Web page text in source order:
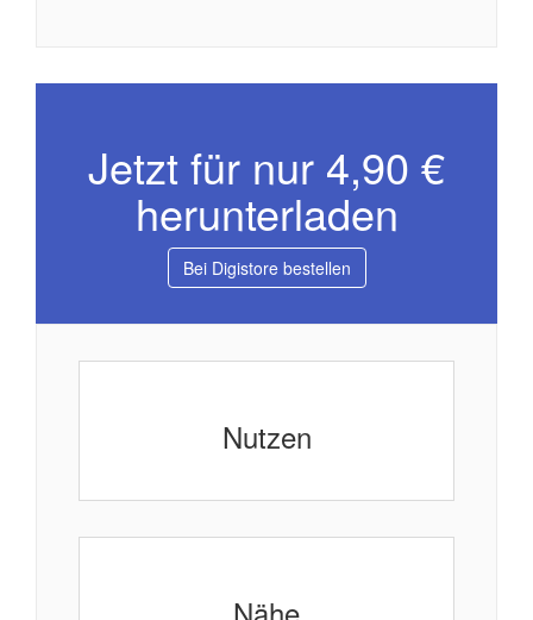
Jetzt für nur 4,90 €
herunterladen
Bei Digistore bestellen
Nutzen